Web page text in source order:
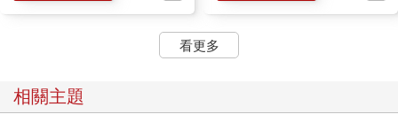
要付出的成本，比C把工地的門鎖上的成本高得多，雖然懲罰C會
讓其覺得冤，但是以後所有工地的擁有者就都會把門鎖上了，於
是這樣的事情會大量減少。經濟學家是從「社會總成本」的角度
但會比從「純粹的道義」的角度更有「效果」。
看更多
相關主題